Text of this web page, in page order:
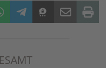
TelegramThreemaMail Print